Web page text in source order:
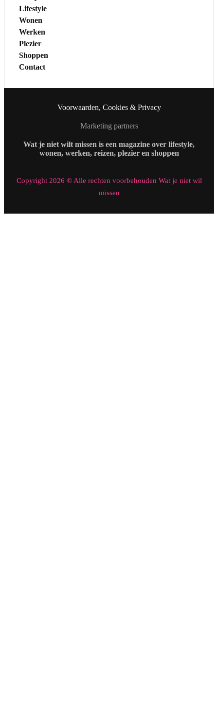
Lifestyle
Wonen
Werken
Plezier
Shoppen
Contact
Voorwaarden, Cookies & Privacy
Marketing partners
Wat je niet wilt missen is een magazine over lifestyle,
wonen, werken, reizen, plezier en shoppen
Copyright 2026 © Alle rechten voorbehouden Wat je niet wil
missen